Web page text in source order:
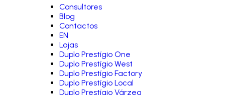
Consultores
Blog
Contactos
EN
Lojas
Duplo Prestígio One
Duplo Prestígio West
Duplo Prestígio Factory
Duplo Prestígio Local
Duplo Prestígio Várzea